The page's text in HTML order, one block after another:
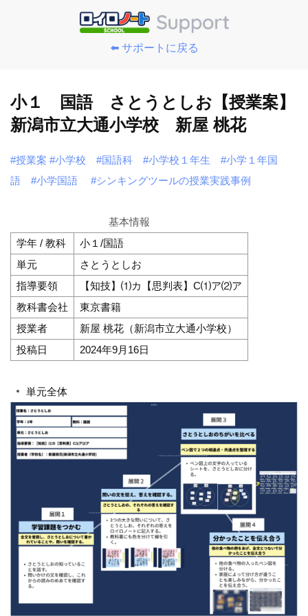
⬅️ サポートに戻る
小１ 国語 さとうとしお【授業案】
新潟市立大通小学校 新屋 桃花
#授業案 #小学校 #国語科 #小学校１年生
#小学１年国
語
#小学国語 #シンキングツールの授業実践事例
基本情報
学年 / 教科
小１/国語
単元
さとうとしお
指導要領
【知技】⑴カ【思判表】C⑴ア⑵ア
教科書会社
東京書籍
授業者
新屋 桃花（新潟市立大通小学校）
投稿日
2024年9月16日
単元全体